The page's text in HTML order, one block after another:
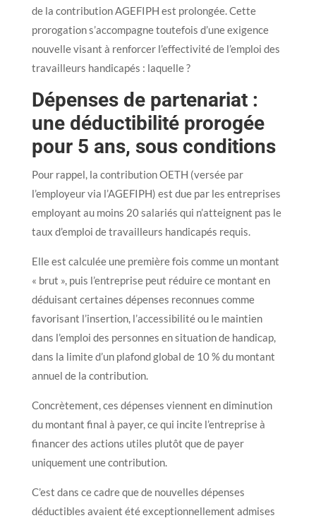
de la contribution AGEFIPH est prolongée. Cette
prorogation s’accompagne toutefois d’une exigence
nouvelle visant à renforcer l’effectivité de l’emploi des
travailleurs handicapés : laquelle ?
Dépenses de partenariat :
une déductibilité prorogée
pour 5 ans, sous conditions
Pour rappel, la contribution OETH (versée par
l’employeur via l’AGEFIPH) est due par les entreprises
employant au moins 20 salariés qui n’atteignent pas le
taux d’emploi de travailleurs handicapés requis.
Elle est calculée une première fois comme un montant
« brut », puis l’entreprise peut réduire ce montant en
déduisant certaines dépenses reconnues comme
favorisant l’insertion, l’accessibilité ou le maintien
dans l’emploi des personnes en situation de handicap,
dans la limite d’un plafond global de 10 % du montant
annuel de la contribution.
Concrètement, ces dépenses viennent en diminution
du montant final à payer, ce qui incite l’entreprise à
financer des actions utiles plutôt que de payer
uniquement une contribution.
C’est dans ce cadre que de nouvelles dépenses
déductibles avaient été exceptionnellement admises